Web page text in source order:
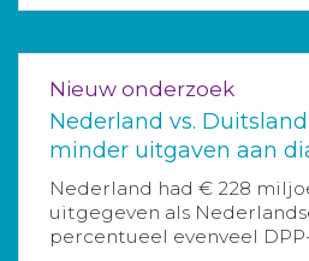
Nieuw onderzoek
Nederland vs.
minder uitgaven aan
Nederland had € 228
uitgegeven als
percentueel evenveel DPP-